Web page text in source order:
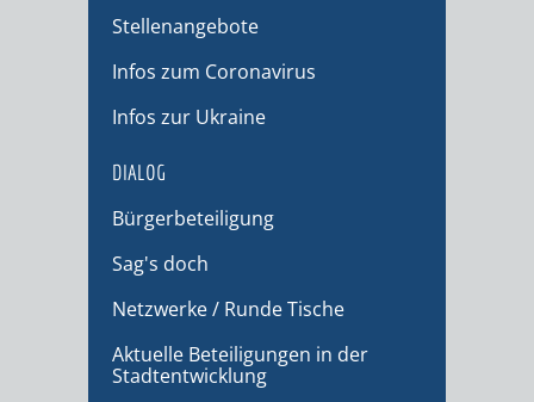
Stellenangebote
Infos zum Coronavirus
Infos zur Ukraine
DIALOG
Bürgerbeteiligung
Sag's doch
Netzwerke / Runde Tische
Aktuelle Beteiligungen in der
Stadtentwicklung